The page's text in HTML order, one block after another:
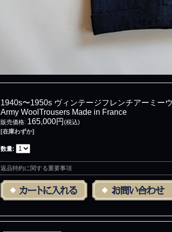
1940s〜1950s ヴィンテージフレンチアーミー
Army WoolTrousers Made in France
販売価格: 165,000円 (税込)
[在庫わずか]
数量:
返品特約に関する重要事項